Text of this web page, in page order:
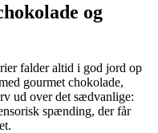
og
falder altid i god jord op
gourmet chokolade,
ud over det sædvanlige:
spænding, der får